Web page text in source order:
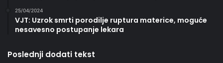
25/04/2024
VJT: Uzrok smrti porodilje ruptura materice, moguće
nesavesno postupanje lekara
Poslednji dodati tekst